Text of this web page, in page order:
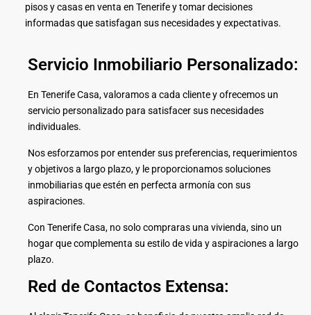
pisos y casas en venta en Tenerife y tomar decisiones
informadas que satisfagan sus necesidades y expectativas.
Servicio Inmobiliario Personalizado:
En Tenerife Casa, valoramos a cada cliente y ofrecemos un
servicio personalizado para satisfacer sus necesidades
individuales.
Nos esforzamos por entender sus preferencias, requerimientos
y objetivos a largo plazo, y le proporcionamos soluciones
inmobiliarias que estén en perfecta armonía con sus
aspiraciones.
Con Tenerife Casa, no solo compraras una vivienda, sino un
hogar que complementa su estilo de vida y aspiraciones a largo
plazo.
Red de Contactos Extensa: